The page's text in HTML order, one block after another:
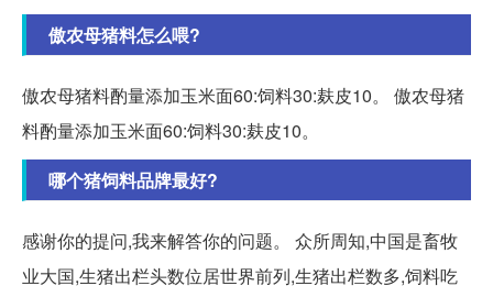
傲农母猪料怎么喂?
傲农母猪料酌量添加玉米面60:饲料30:麸皮10。 傲农母猪
料酌量添加玉米面60:饲料30:麸皮10。
哪个猪饲料品牌最好?
感谢你的提问,我来解答你的问题。 众所周知,中国是畜牧
业大国,生猪出栏头数位居世界前列,生猪出栏数多,饲料吃